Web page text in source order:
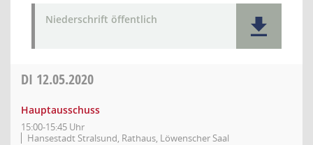
Niederschrift öffentlich
DI 12.05.2020
Hauptausschuss
15:00-15:45 Uhr
Hansestadt Stralsund, Rathaus, Löwenscher Saal